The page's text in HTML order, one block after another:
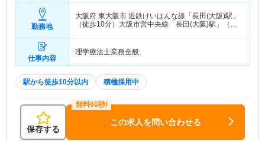
勤務地
大阪府 東大阪市 近鉄けいはんな線「長田(大阪)駅」
（徒歩10分）大阪市営中央線「長田(大阪)駅」（徒
仕事内容
理学療法士業務全般
駅から徒歩10分以内 積極採用中
保存する
この求人を問い合わせる